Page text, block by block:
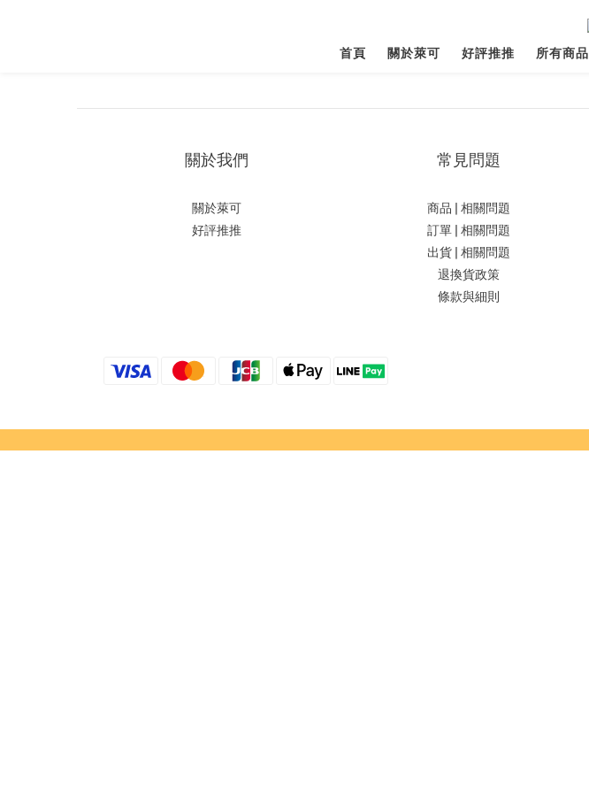
首頁 關於萊可 好評推推 所有商品
關於我們
關於萊可
好評推推
常見問題
商品 | 相關問題
訂單 | 相關問題
出貨 | 相關問題
退換貨政策
條款與細則